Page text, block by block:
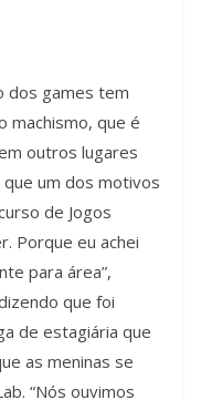
dos games tem
machismo, que é
outros lugares
um dos motivos
de Jogos
Porque eu achei
para área”,
que foi
de estagiária que
as meninas se
“Nós ouvimos